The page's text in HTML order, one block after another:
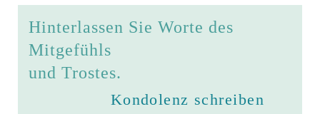
Hinterlassen Sie Worte des
Mitgefühls
und Trostes.
Kondolenz schreiben